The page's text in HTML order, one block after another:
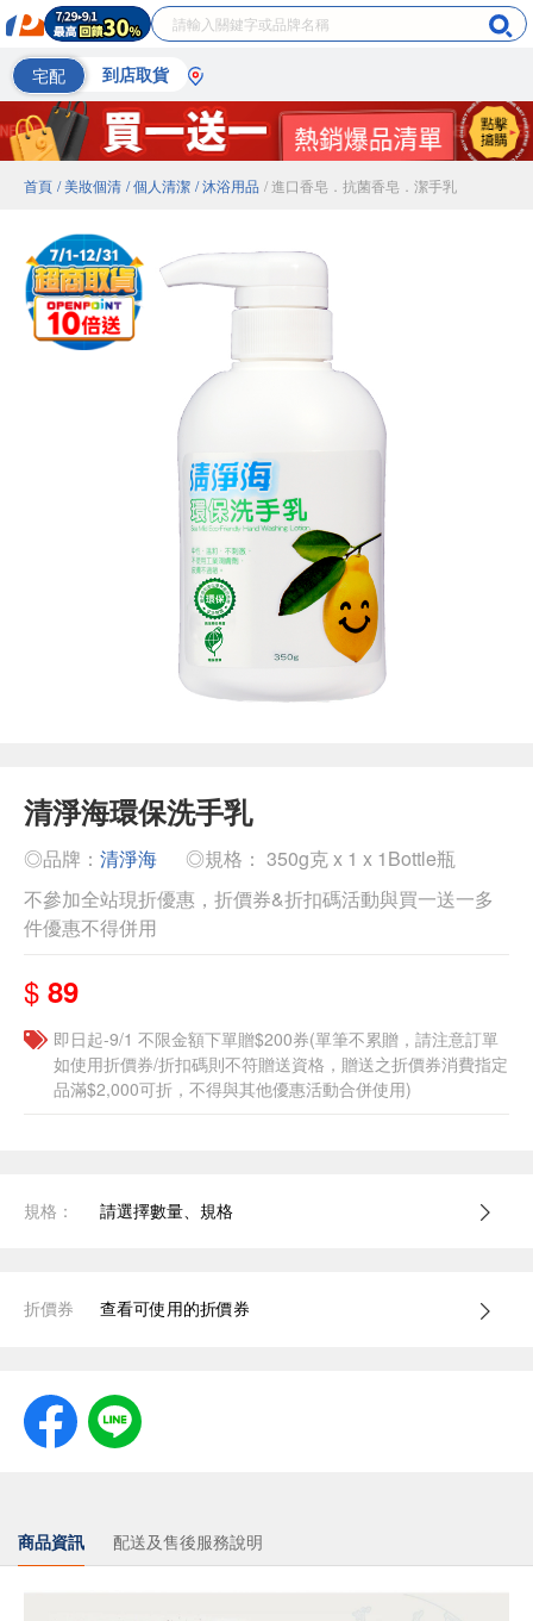
宅配 到店取貨
首頁 / 美妝個清 / 個人清潔 / 沐浴用品 / 進口香皂．抗菌香皂．潔手乳
清淨海環保洗手乳
◎品牌： 清淨海
◎規格： 350g克 x 1 x 1Bottle瓶
不參加全站現折優惠，折價券&折扣碼活動與買一送一多
件優惠不得併用
$ 89
即日起-9/1 不限金額下單贈$200券(單筆不累贈，請注意訂單
如使用折價券/折扣碼則不符贈送資格，贈送之折價券消費指定
品滿$2,000可折，不得與其他優惠活動合併使用)
規格： 請選擇數量、規格
折價券 查看可使用的折價券
商品資訊 配送及售後服務說明